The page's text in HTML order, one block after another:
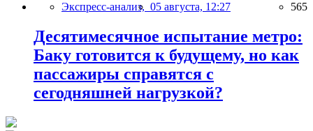
Экспресс-анализ, 05 августа, 12:27 565
Десятимесячное испытание метро:
Баку готовится к будущему, но как
пассажиры справятся с
сегодняшней нагрузкой?